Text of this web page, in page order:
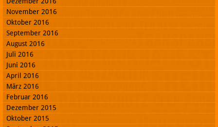
November 2016
Oktober 2016
September 2016
August 2016
Juli 2016
Juni 2016
April 2016
März 2016
Februar 2016
Dezember 2015
Oktober 2015